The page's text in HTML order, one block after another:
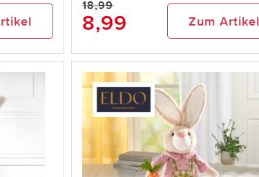
18,99
8,99 Zum Artikel